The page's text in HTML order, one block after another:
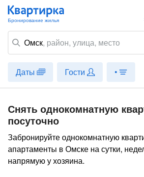
Омск, район, улица, место
Даты Гости •
Снять однокомнатную
посуточно
Забронируйте однокомнатную
апартаменты в Омске на сутки,
напрямую у хозяина.